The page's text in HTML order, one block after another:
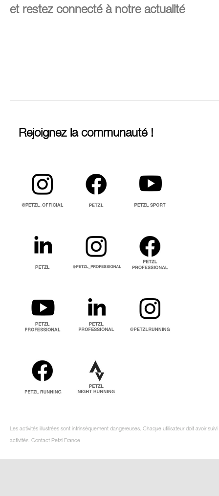
et restez connecté à notre actualité
Rejoignez la communauté !
Les activités illustrées sont intrinsèquement dangereuses. Chaque utilisateur doit avoir
activités. Contact Petzl France